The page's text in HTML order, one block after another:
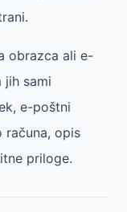
obrazca ali e-
jih sami
e-poštni
računa, opis
priloge.